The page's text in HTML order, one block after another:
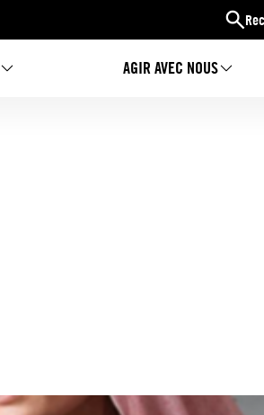
AGIR AVEC NOUS